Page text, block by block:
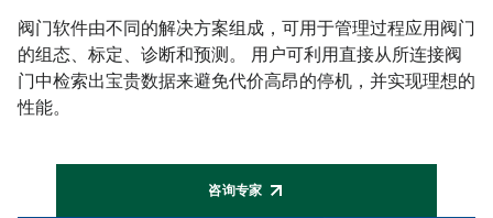
阀门软件由不同的解决方案组成，可用于管理过程应用阀门
的组态、标定、诊断和预测。 用户可利用直接从所连接阀
门中检索出宝贵数据来避免代价高昂的停机，并实现理想的
性能。
咨询专家